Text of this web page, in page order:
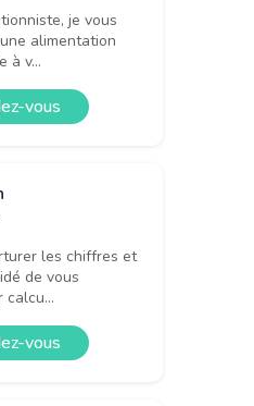
je vous
alimentation
à v...
vous
les chiffres et
de vous
calcu...
vous